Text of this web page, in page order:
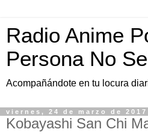
Radio Anime
Persona No
Acompañándote en tu locura
viernes, 24 de marzo de 2017
Kobayashi San Chi